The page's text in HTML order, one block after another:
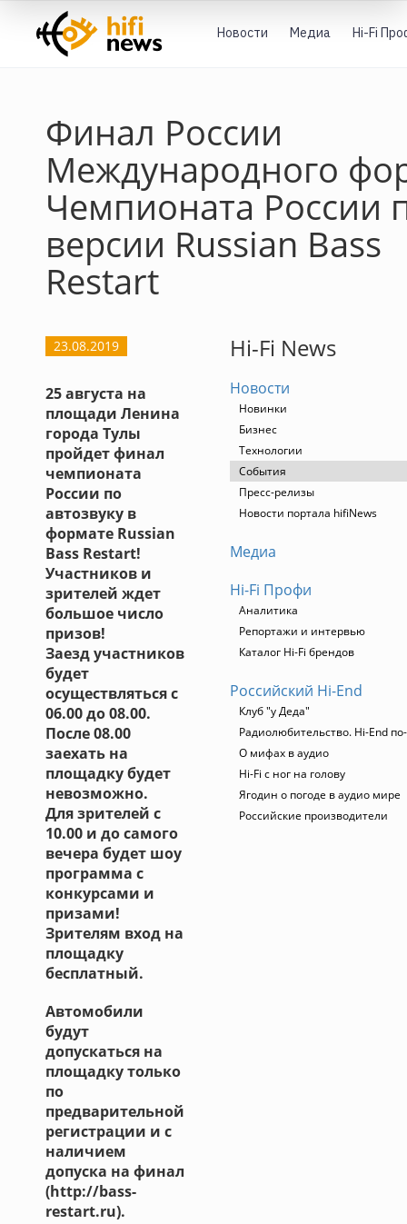
Новости Медиа Hi-Fi
Финал России
Международного
Чемпионата России
версии Russian Bass
Restart
23.08.2019
25 августа на
площади Ленина
города Тулы
пройдет финал
чемпионата
России по
автозвуку в
формате Russian
Bass Restart!
Участников и
зрителей ждет
большое число
призов!
Заезд участников
будет
осуществляться с
06.00 до 08.00.
После 08.00
заехать на
площадку будет
невозможно.
Для зрителей с
10.00 и до самого
вечера будет шоу
программа с
конкурсами и
призами!
Зрителям вход на
площадку
бесплатный.
Автомобили
будут
допускаться на
площадку только
по
предварительной
регистрации и с
наличием
допуска на финал
(http://bass-
restart.ru).
Hi-Fi News
Новости
Новинки
Бизнес
Технологии
События
Пресс-релизы
Новости портала hifiNews
Медиа
Hi-Fi Профи
Аналитика
Репортажи и интервью
Каталог Hi-Fi брендов
Российский Hi-End
Клуб "у Деда"
Радиолюбительство. Hi-End
О мифах в аудио
Hi-Fi с ног на голову
Ягодин о погоде в аудио мире
Российские производители